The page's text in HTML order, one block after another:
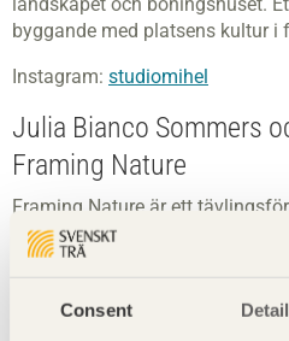
Consent
byggande med platsens kultur i
Instagram: studiomihel
Julia Bianco Sommers
Framing Nature
Framing Nature är ett
Göteborgs Botaniska trädgård.
traditionella svenska
timmerhuset, samspelar med